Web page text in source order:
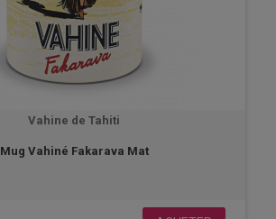
Vahine de Tahiti
Mug Vahiné Fakarava Mat